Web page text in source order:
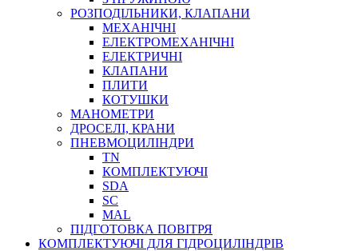
РОЗПОДІЛЬНИКИ, КЛАПАНИ
МЕХАНІЧНІ
ЕЛЕКТРОМЕХАНІЧНІ
ЕЛЕКТРИЧНІ
КЛАПАНИ
ПЛИТИ
КОТУШКИ
МАНОМЕТРИ
ДРОСЕЛІ, КРАНИ
ПНЕВМОЦИЛІНДРИ
TN
КОМПЛЕКТУЮЧІ
SDA
SC
MAL
ПІДГОТОВКА ПОВІТРЯ
КОМПЛЕКТУЮЧІ ДЛЯ ГІДРОЦИЛІНДРІВ